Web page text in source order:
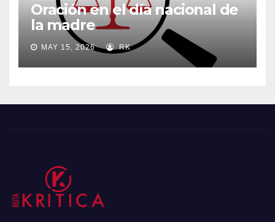
Oración en el día nacional de
la madre
MAY 15, 2026 RK